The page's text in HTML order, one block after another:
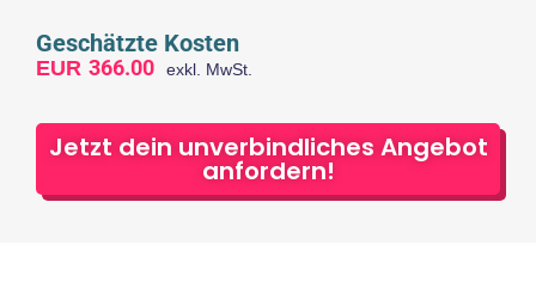
Geschätzte Kosten
EUR 366.00 exkl. MwSt.
Jetzt dein unverbindliches Angebot
anfordern!